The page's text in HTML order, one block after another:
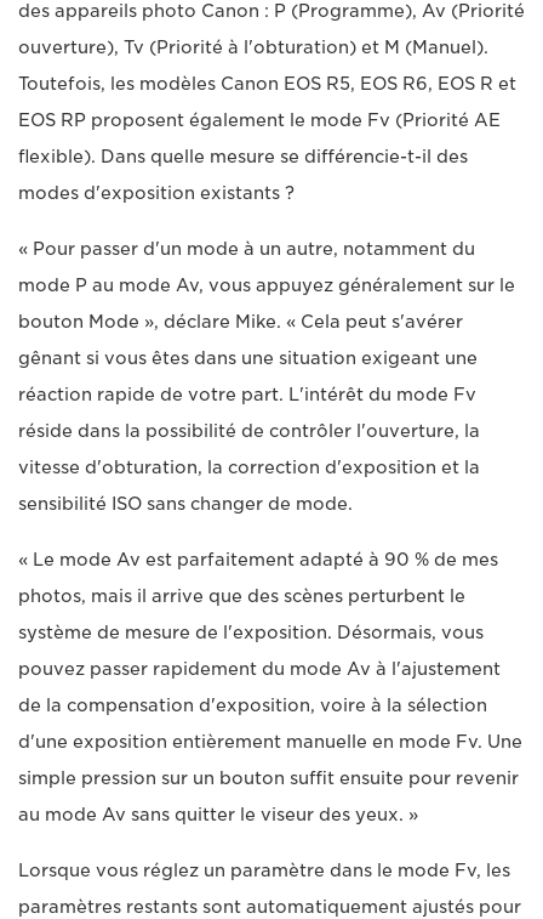
des appareils photo Canon : P (Programme), Av (Priorité
ouverture), Tv (Priorité à l'obturation) et M (Manuel).
Toutefois, les modèles Canon EOS R5, EOS R6, EOS R et
EOS RP proposent également le mode Fv (Priorité AE
flexible). Dans quelle mesure se différencie-t-il des
modes d'exposition existants ?
« Pour passer d'un mode à un autre, notamment du
mode P au mode Av, vous appuyez généralement sur le
bouton Mode », déclare Mike. « Cela peut s'avérer
gênant si vous êtes dans une situation exigeant une
réaction rapide de votre part. L'intérêt du mode Fv
réside dans la possibilité de contrôler l'ouverture, la
vitesse d'obturation, la correction d'exposition et la
sensibilité ISO sans changer de mode.
« Le mode Av est parfaitement adapté à 90 % de mes
photos, mais il arrive que des scènes perturbent le
système de mesure de l'exposition. Désormais, vous
pouvez passer rapidement du mode Av à l'ajustement
de la compensation d'exposition, voire à la sélection
d'une exposition entièrement manuelle en mode Fv. Une
simple pression sur un bouton suffit ensuite pour revenir
au mode Av sans quitter le viseur des yeux. »
Lorsque vous réglez un paramètre dans le mode Fv, les
paramètres restants sont automatiquement ajustés pour